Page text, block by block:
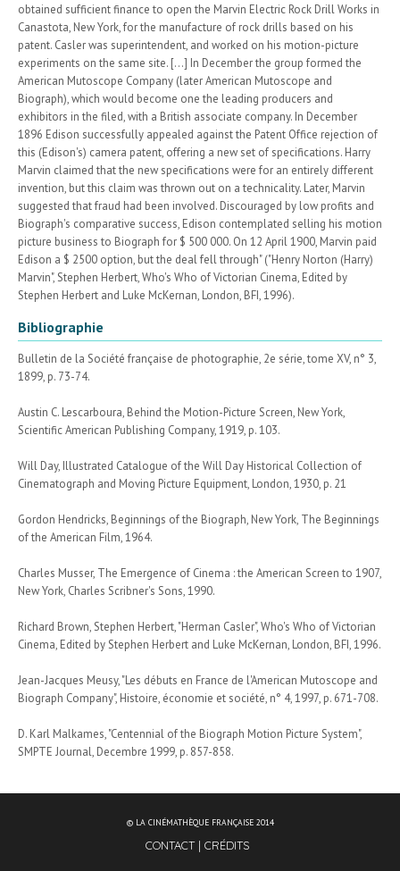
obtained sufficient finance to open the Marvin Electric Rock Drill Works in
Canastota, New York, for the manufacture of rock drills based on his
patent. Casler was superintendent, and worked on his motion-picture
experiments on the same site. [...] In December the group formed the
American Mutoscope Company (later American Mutoscope and
Biograph), which would become one the leading producers and
exhibitors in the filed, with a British associate company. In December
1896 Edison successfully appealed against the Patent Office rejection of
this (Edison's) camera patent, offering a new set of specifications. Harry
Marvin claimed that the new specifications were for an entirely different
invention, but this claim was thrown out on a technicality. Later, Marvin
suggested that fraud had been involved. Discouraged by low profits and
Biograph's comparative success, Edison contemplated selling his motion
picture business to Biograph for $ 500 000. On 12 April 1900, Marvin paid
Edison a $ 2500 option, but the deal fell through" ("Henry Norton (Harry)
Marvin", Stephen Herbert, Who's Who of Victorian Cinema, Edited by
Stephen Herbert and Luke McKernan, London, BFI, 1996).
Bibliographie
Bulletin de la Société française de photographie, 2e série, tome XV, n° 3,
1899, p. 73-74.
Austin C. Lescarboura, Behind the Motion-Picture Screen, New York,
Scientific American Publishing Company, 1919, p. 103.
Will Day, Illustrated Catalogue of the Will Day Historical Collection of
Cinematograph and Moving Picture Equipment, London, 1930, p. 21
Gordon Hendricks, Beginnings of the Biograph, New York, The Beginnings
of the American Film, 1964.
Charles Musser, The Emergence of Cinema : the American Screen to 1907,
New York, Charles Scribner's Sons, 1990.
Richard Brown, Stephen Herbert, "Herman Casler", Who's Who of Victorian
Cinema, Edited by Stephen Herbert and Luke McKernan, London, BFI, 1996.
Jean-Jacques Meusy, "Les débuts en France de l'American Mutoscope and
Biograph Company", Histoire, économie et société, n° 4, 1997, p. 671-708.
D. Karl Malkames, "Centennial of the Biograph Motion Picture System",
SMPTE Journal, Decembre 1999, p. 857-858.
© LA CINÉMATHÈQUE FRANÇAISE 2014
CONTACT CRÉDITS